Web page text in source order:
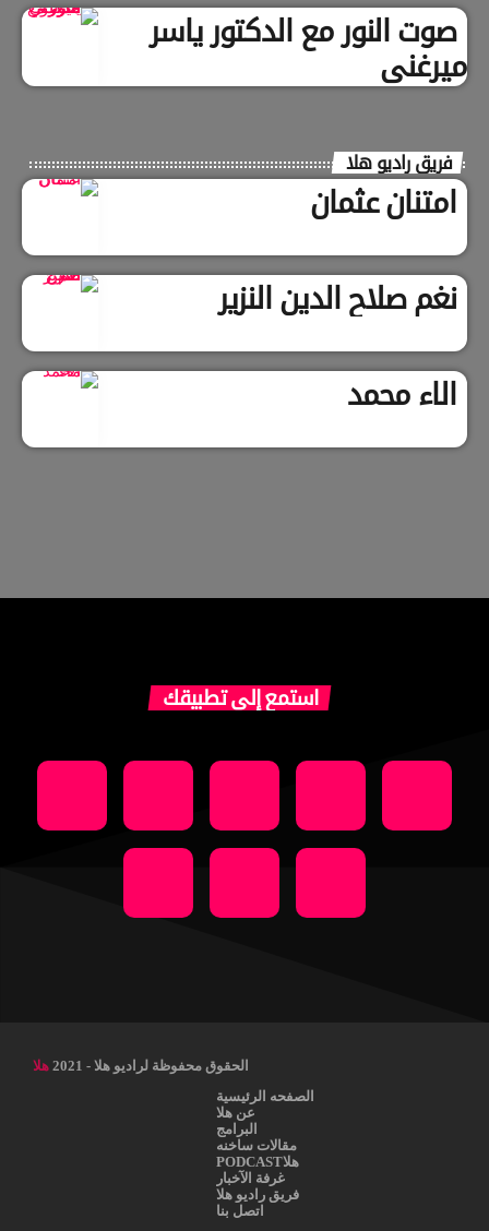
صوت النور مع الدكتور ياسر
ميرغني
فريق راديو هلا
امتنان عثمان
نغم صلاح الدين النزير
الاء محمد
استمع إلى تطبيقك
الحقوق محفوظة لراديو هلا - 2021
هلا
الصفحه الرئيسية
عن هلا
البرامج
مقالات ساخنه
هلاPODCAST
غرفة الآخبار
فريق راديو هلا
اتصل بنا